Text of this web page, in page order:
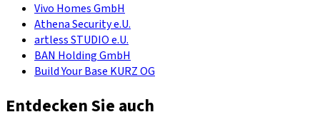
Vivo Homes GmbH
Athena Security e.U.
artless STUDIO e.U.
BAN Holding GmbH
Build Your Base KURZ OG
Entdecken Sie auch